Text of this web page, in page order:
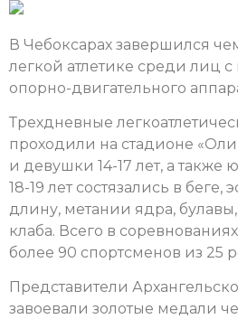
В Чебоксарах завершился
легкой атлетике среди лиц
опорно-двигательного
Трехдневные
проходили на стадионе
и девушки 14-17 лет, а
18-19 лет состязались в беге,
длину, метании ядра,
клаба. Всего в
более 90 спортсменов из 25
Представители
завоевали золотые медали